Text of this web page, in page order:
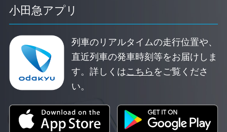
小田急アプリ
列車のリアルタイムの走行位置や、
直近列車の発車時刻等をお届けしま
す。詳しくはこちら をご覧くださ
い。